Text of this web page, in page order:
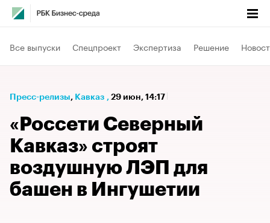
Все выпуски Спецпроект Экспертиза Решение
Пресс-релизы⁠, Кавказ , 29 июн, 14:17
«Россети Северный
Кавказ» строят
воздушную ЛЭП для
башен в Ингушетии